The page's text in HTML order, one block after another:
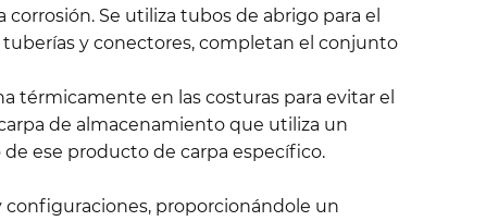
Se utiliza tubos de abrigo para el
y conectores, completan el conjunto
térmicamente en las costuras para evitar el
de almacenamiento que utiliza un
ese producto de carpa específico.
configuraciones, proporcionándole un